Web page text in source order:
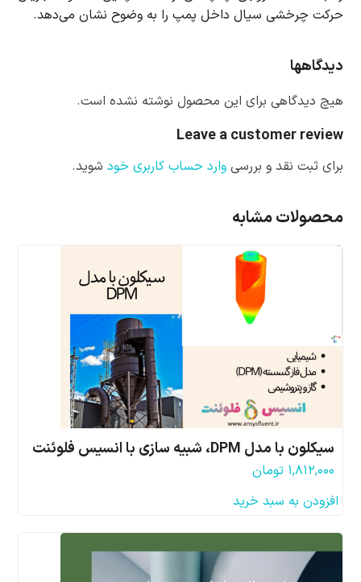
حرکت چرخشی سیال داخل پمپ را به وضوح نشان می‌دهد.
دیدگاهها
هیچ دیدگاهی برای این محصول نوشته نشده است.
Leave a customer review
برای ثبت نقد و بررسیوارد حساب کاربری خود شوید.
محصولات مشابه
سیکلون با مدل DPM، شبیه سازی با انسیس فلوئنت
۱,۸۱۲,۰۰۰ تومان
افزودن به سبد خرید